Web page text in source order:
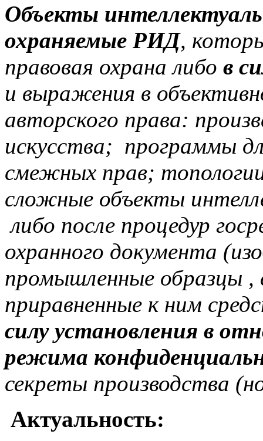
Объекты
охраняемые РИД,
правовая охрана либо в
и выражения в
авторского права:
искусства; программы
смежных прав;
сложные объекты
либо после процедур
охранного документа
промышленные образцы ,
приравненные к ним
силу установления в
режима
секреты производства
Актуальность: